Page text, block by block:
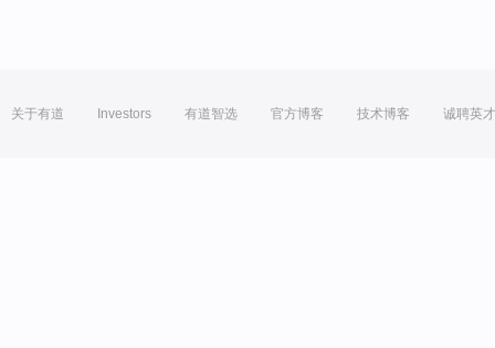
关于有道 Investors 有道智选 官方博客 技术博客 诚聘英才